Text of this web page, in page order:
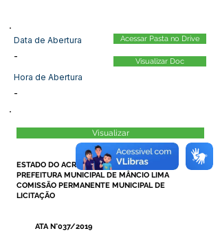
Data de Abertura
-
Hora de Abertura
-
Acessar Pasta no Drive
Visualizar Doc
Visualizar
ESTADO DO ACRE
PREFEITURA MUNICIPAL DE MÂNCIO LIMA
COMISSÃO PERMANENTE MUNICIPAL DE
LICITAÇÃO
ATA N°037/2019